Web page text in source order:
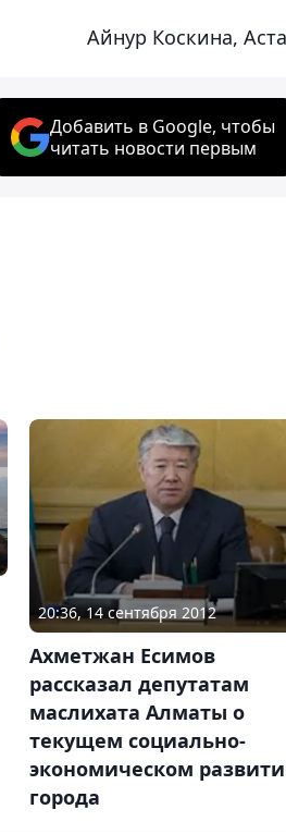
Айнур Коскина,
Добавить в Google, чтобы
читать новости первым
20:36, 14 сентября 2012
Ахметжан Есимов
рассказал депутатам
маслихата Алматы о
текущем социально-
экономическом
города